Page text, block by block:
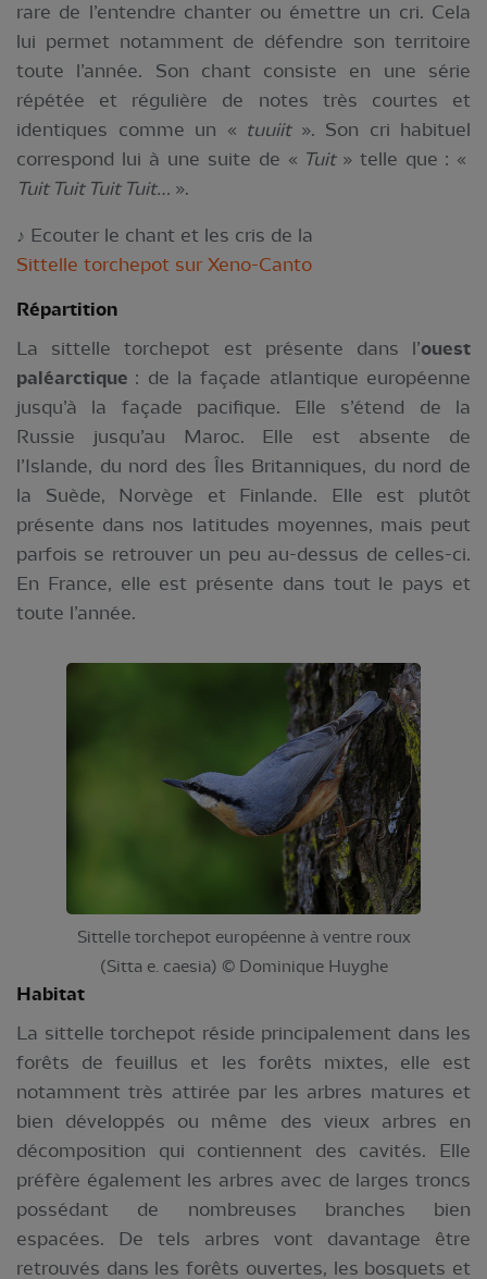
rare de l’entendre chanter ou émettre un cri. Cela
lui permet notamment de défendre son territoire
toute l’année. Son chant consiste en une série
répétée et régulière de notes très courtes et
identiques comme un « tuuiit». Son cri habituel
correspond lui à une suite de « Tuit» telle que : «
Tuit Tuit Tuit Tuit… ».
♪ Ecouter le chant et les cris de la
Sittelle torchepot sur Xeno-Canto
Répartition
La sittelle torchepot est présente dans l’ouest
paléarctique : de la façade atlantique européenne
jusqu’à la façade pacifique. Elle s’étend de la
Russie jusqu’au Maroc. Elle est absente de
l’Islande, du nord des Îles Britanniques, du nord de
la Suède, Norvège et Finlande. Elle est plutôt
présente dans nos latitudes moyennes, mais peut
parfois se retrouver un peu au-dessus de celles-ci.
En France, elle est présente dans tout le pays et
toute l’année.
Sittelle torchepot européenne à ventre roux
(Sitta e. caesia) © Dominique Huyghe
Habitat
La sittelle torchepot réside principalement dans les
forêts de feuillus et les forêts mixtes, elle est
notamment très attirée par les arbres matures et
bien développés ou même des vieux arbres en
décomposition qui contiennent des cavités. Elle
préfère également les arbres avec de larges troncs
possédant de nombreuses branches bien
espacées. De tels arbres vont davantage être
retrouvés dans les forêts ouvertes, les bosquets et